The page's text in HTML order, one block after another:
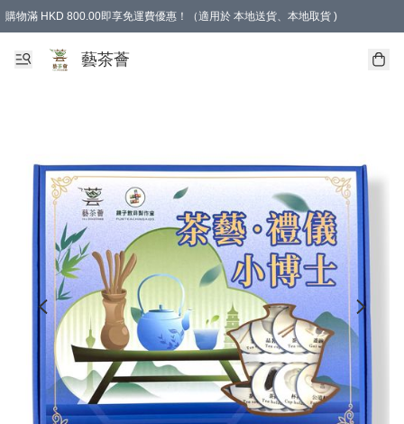
購物滿 HKD 800.00即享免運費優惠！（適用於 本地送貨、本地取貨 )
藝茶薈